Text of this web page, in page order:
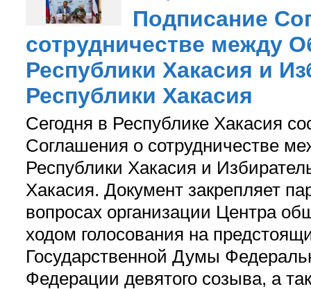
Подписание
сотрудничестве между
Республики Хакасия и
Республики Хакасия
Сегодня в Республике Хакасия
Соглашения о сотрудничестве
Республики Хакасия и
Хакасия. Документ закрепляет
вопросах организации Центра
ходом голосования на
Государственной Думы
Федерации девятого созыва, а